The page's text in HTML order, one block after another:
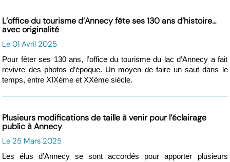
L’office du tourisme d’Annecy fête ses 130 ans d’histoire…
avec originalité
Le 01 Avril 2025
Pour fêter ses 130 ans, l’office du tourisme du lac d’Annecy a fait
revivre des photos d’époque. Un moyen de faire un saut dans le
temps, entre XIXème et XXème siècle.
Plusieurs modifications de taille à venir pour l’éclairage
public à Annecy
Le 25 Mars 2025
Les élus d’Annecy se sont accordés pour apporter plusieurs